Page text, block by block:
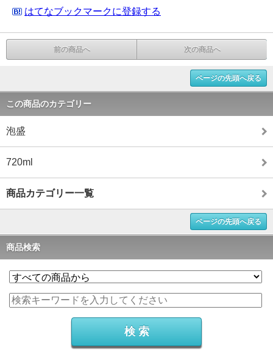
はてなブックマークに登録する
前の商品へ 次の商品へ
ページの先頭へ戻る
この商品のカテゴリー
泡盛
720ml
商品カテゴリー一覧
ページの先頭へ戻る
商品検索